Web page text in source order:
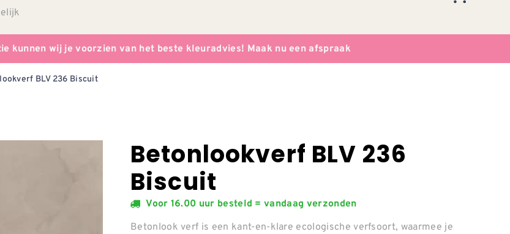
kunnen wij je voorzien van het beste kleuradvies! Maak nu een afspraak
BLV 236 Biscuit
Betonlookverf BLV 236
Biscuit
Voor 16.00 uur besteld = vandaag verzonden
Betonlook verf is een kant-en-klare ecologische verfsoort, waarmee je